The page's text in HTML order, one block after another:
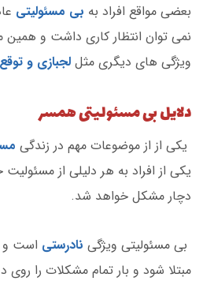
بعضی مواقع افراد به بی مسئولیتی
نمی توان انتظار کاری داشت و
ویژگی های دیگری مثل لجبازی و توقع
دلایل بی مسئولیتی همسر
یکی از از موضوعات مهم در زندگی
یکی از افراد به هر دلیلی از
دچار مشکل خواهد شد.
بی مسئولیتی ویژگی نادرستی است و
مبتلا شود و بار تمام مشکلات را